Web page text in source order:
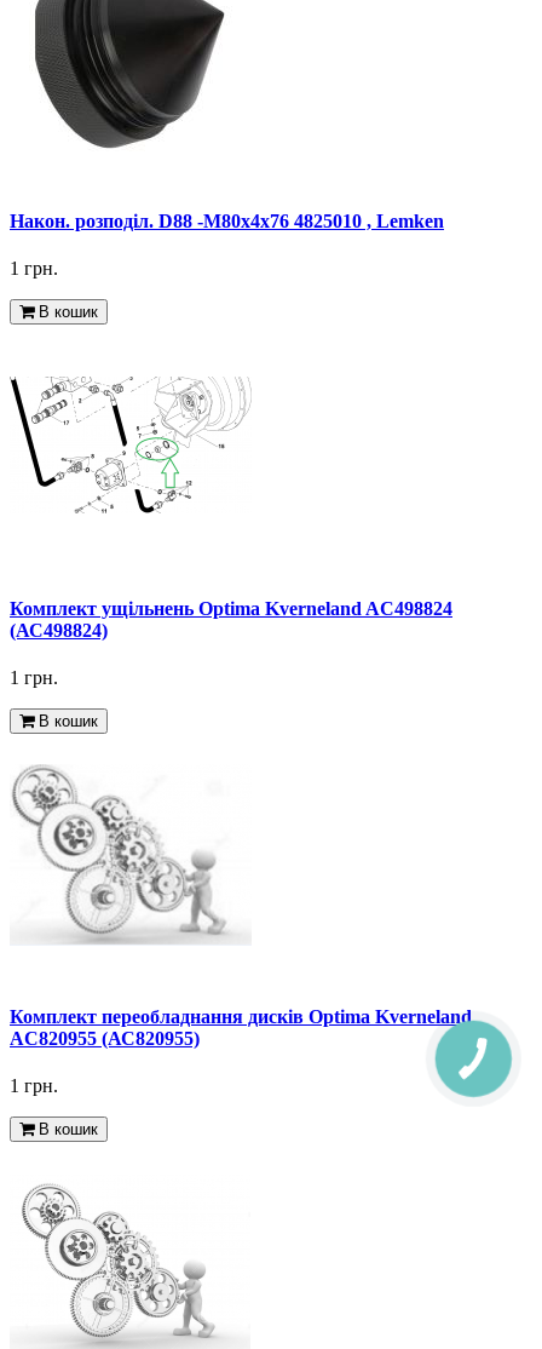
Након. розподіл. D88 -M80x4x76 4825010 , Lemken
1 грн.
В кошик
Комплект ущільнень Optima Kverneland AC498824
(АС498824)
1 грн.
В кошик
Комплект переобладнання дисків Optima Kverneland
AC820955 (АС820955)
1 грн.
В кошик